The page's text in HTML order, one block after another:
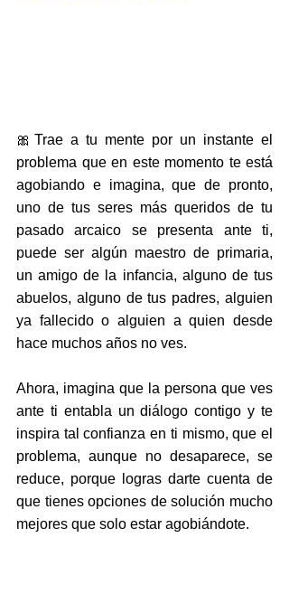
🎀Trae a tu mente por un instante el
problema que en este momento te está
agobiando e imagina, que de pronto,
uno de tus seres más queridos de tu
pasado arcaico se presenta ante ti,
puede ser algún maestro de primaria,
un amigo de la infancia, alguno de tus
abuelos, alguno de tus padres, alguien
ya fallecido o alguien a quien desde
hace muchos años no ves.
Ahora, imagina que la persona que ves
ante ti entabla un diálogo contigo y te
inspira tal confianza en ti mismo, que el
problema, aunque no desaparece, se
reduce, porque logras darte cuenta de
que tienes opciones de solución mucho
mejores que solo estar agobiándote.